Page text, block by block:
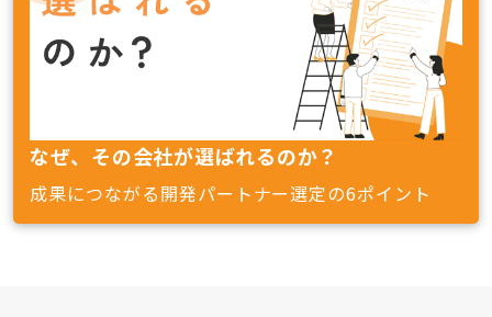
なぜ、その会社が選ばれるのか？
成果につながる開発パートナー選定の6ポイント